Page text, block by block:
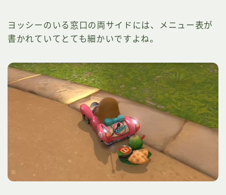
ヨッシーのいる窓口の両サイドには、メニュー表が
書かれていてとても細かいですよね。